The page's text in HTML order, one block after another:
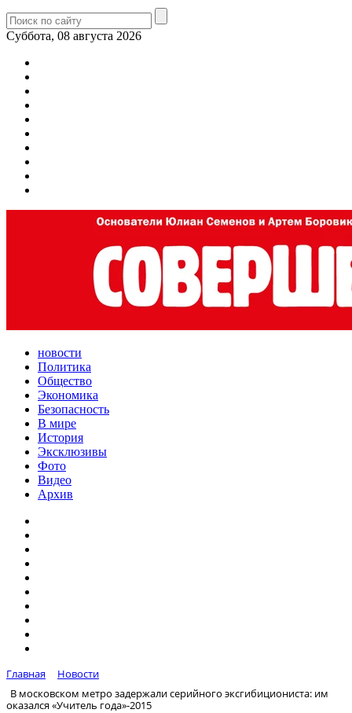
Суббота, 08 августа 2026
новости
Политика
Общество
Экономика
Безопасность
В мире
История
Эксклюзивы
Фото
Видео
Архив
Главная
Новости
В московском метро задержали серийного эксгибициониста: им
оказался «Учитель года»-2015